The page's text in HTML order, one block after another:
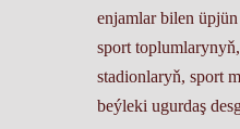
enjamlar bilen
sport
stadionlaryň, sport
beýleki ugurdaş